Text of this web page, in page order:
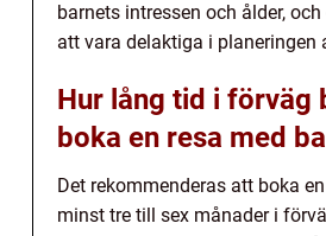
barnets intressen och ålder,
att vara delaktiga i planeringen
Hur lång tid i förväg
boka en resa med
Det rekommenderas att boka
minst tre till sex månader i